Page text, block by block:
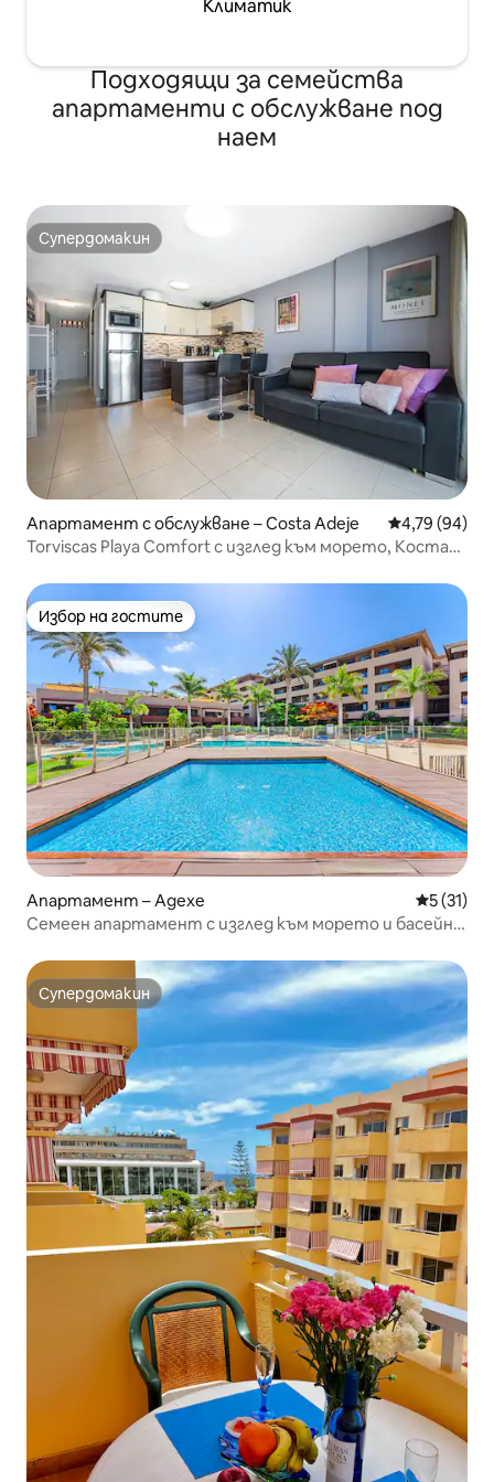
Климатик
Подходящи за семейства
апартаменти с обслужване под
наем
Супердомакин
Супердомакин
Апартамент с обслужване – Costa Adeje Средна
4,79 (94)
Torviscas Playa Comfort с изглед към морето, Коста
Избор на гостите
Избор на гостите
Апартамент – Адехе Средна
5 (31)
Семеен апартамент с изглед към морето и басейн с
Супердомакин
Супердомакин